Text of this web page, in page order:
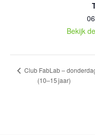
Bekijk
Club FabLab –
(10–15 jaar)